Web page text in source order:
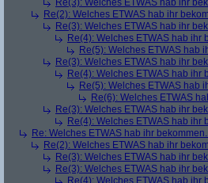
Re(3): Welches ETWAS hab ihr
Re(2): Welches ETWAS hab ihr
Re(3): Welches ETWAS hab ihr
Re(4): Welches ETWAS hab ihr
Re(5): Welches ETWAS hab
Re(3): Welches ETWAS hab ihr
Re(4): Welches ETWAS hab ihr
Re(5): Welches ETWAS hab
Re(6): Welches ETWAS
Re(3): Welches ETWAS hab ihr
Re(4): Welches ETWAS hab ihr
Re: Welches ETWAS hab ihr bekommen..
Re(2): Welches ETWAS hab ihr
Re(3): Welches ETWAS hab ihr
Re(3): Welches ETWAS hab ihr
Re(4): Welches ETWAS hab ihr